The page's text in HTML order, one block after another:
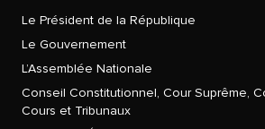
Le Président de la République
Le Gouvernement
L’Assemblée Nationale
Conseil Constitutionnel, Cour Suprême,
Cours et Tribunaux